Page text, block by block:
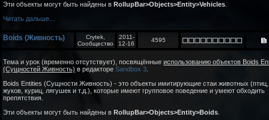
Эти объекты могут быть найдены в RollupBar>Objects>Entity>Vehicles
Читать дальше...
Boids (Живность)
Crytek,
Сообщество
2011-
12-16
4595
Тема и урок (временно отсутствует), посвящённые использованию объектов Boids
(Сущностей Живность) в редакторе Sandbox 3
Boids Entities (Сущности Живность) - это объекты имитирующие стаи животных
жуков, куриц, лягушек и т.д.), которые имеют групповое поведение и умеют обходить
препятствия.
Эти объекты могут быть найдены в RollupBar>Objects>Entity>Boids